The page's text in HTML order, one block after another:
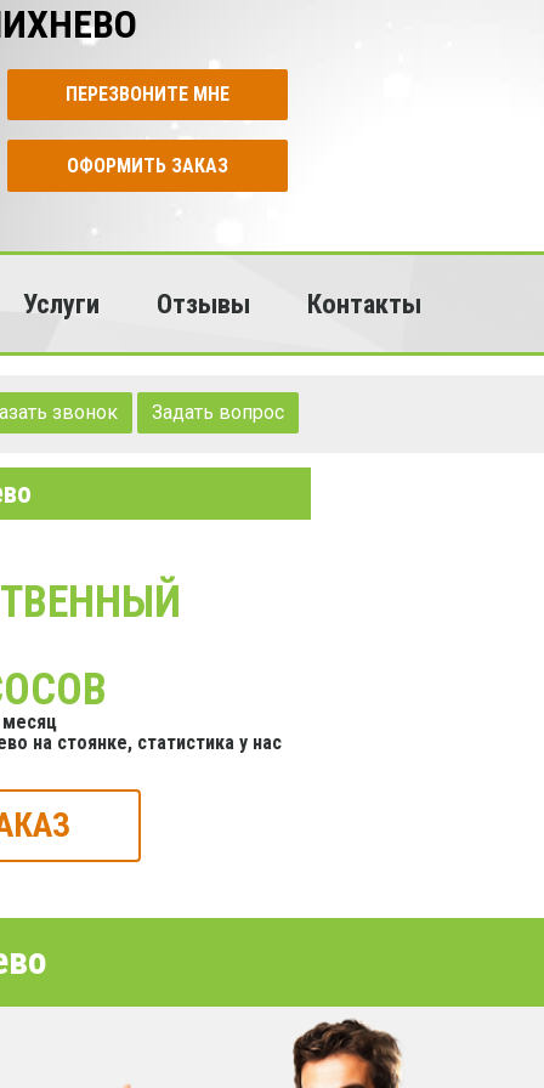
ПЕРЕЗВОНИТЕ МНЕ
ОФОРМИТЬ ЗАКАЗ
Услуги Отзывы Контакты
звонок Задать вопрос
месяц
на стоянке, статистика у нас